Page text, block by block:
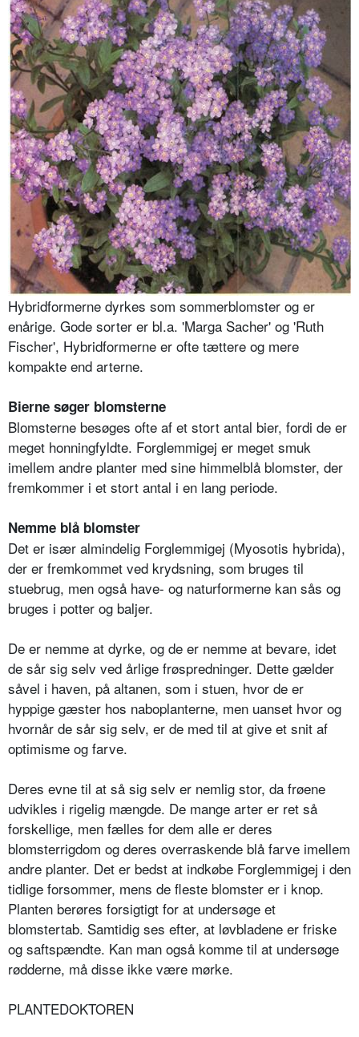
Hybridformerne dyrkes som sommerblomster og er
enårige. Gode sorter er bl.a. 'Marga Sacher' og 'Ruth
Fischer', Hybridformerne er ofte tættere og mere
kompakte end arterne.
Bierne søger blomsterne
Blomsterne besøges ofte af et stort antal bier, fordi de er
meget honningfyldte. Forglemmigej er meget smuk
imellem andre planter med sine himmelblå blomster, der
fremkommer i et stort antal i en lang periode.
Nemme blå blomster
Det er især almindelig Forglemmigej (Myosotis hybrida),
der er fremkommet ved krydsning, som bruges til
stuebrug, men også have- og naturformerne kan sås og
bruges i potter og baljer.
De er nemme at dyrke, og de er nemme at bevare, idet
de sår sig selv ved årlige frøspredninger. Dette gælder
såvel i haven, på altanen, som i stuen, hvor de er
hyppige gæster hos naboplanterne, men uanset hvor og
hvornår de sår sig selv, er de med til at give et snit af
optimisme og farve.
Deres evne til at så sig selv er nemlig stor, da frøene
udvikles i rigelig mængde. De mange arter er ret så
forskellige, men fælles for dem alle er deres
blomsterrigdom og deres overraskende blå farve imellem
andre planter. Det er bedst at indkøbe Forglemmigej i den
tidlige forsommer, mens de fleste blomster er i knop.
Planten berøres forsigtigt for at undersøge et
blomstertab. Samtidig ses efter, at løvbladene er friske
og saftspændte. Kan man også komme til at undersøge
rødderne, må disse ikke være mørke.
PLANTEDOKTOREN